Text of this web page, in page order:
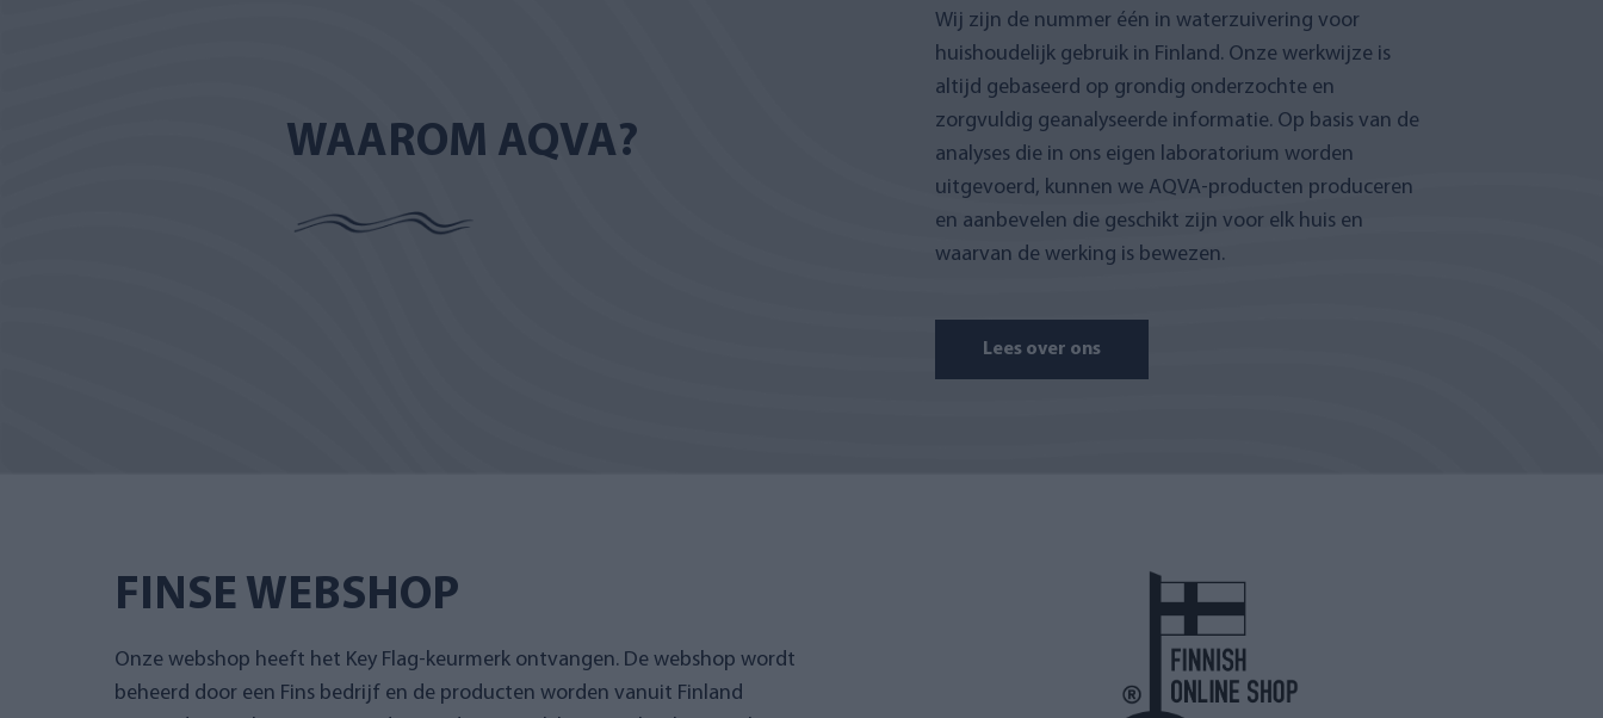
WAAROM AQVA?
Wij zijn de nummer één in waterzuivering voor
huishoudelijk gebruik in Finland. Onze werkwijze is
altijd gebaseerd op grondig onderzochte en
zorgvuldig geanalyseerde informatie. Op basis van de
analyses die in ons eigen laboratorium worden
uitgevoerd, kunnen we AQVA-producten produceren
en aanbevelen die geschikt zijn voor elk huis en
waarvan de werking is bewezen.
Lees over ons
FINSE WEBSHOP
Onze webshop heeft het Key Flag-keurmerk ontvangen. De webshop wordt
beheerd door een Fins bedrijf en de producten worden vanuit Finland